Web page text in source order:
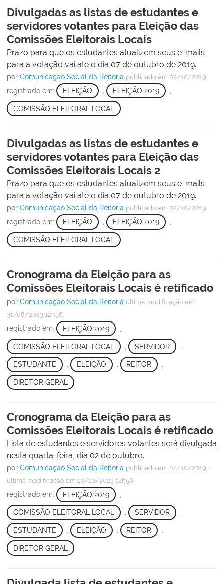
Divulgadas as listas de estudantes e
servidores votantes para Eleição das
Comissões Eleitorais Locais
Prazo para que os estudantes atualizem seus e-mails
para a votação vai até o dia 07 de outubro de 2019.
por Comunicação Social da Reitoria publicado em 03/10/2019
registrado em: ELEIÇÃO ELEIÇÃO 2019
COMISSÃO ELEITORAL LOCAL
Divulgadas as listas de estudantes e
servidores votantes para Eleição das
Comissões Eleitorais Locais 2
Prazo para que os estudantes atualizem seus e-mails
para a votação vai até o dia 07 de outubro de 2019.
por Comunicação Social da Reitoria publicado em 03/10/2019
registrado em: ELEIÇÃO , ELEIÇÃO 2019 ,
COMISSÃO ELEITORAL LOCAL
Cronograma da Eleição para as
Comissões Eleitorais Locais é retificado
por Comunicação Social da Reitoria última modificação em
31/08/2023 12h56
registrado em: ELEIÇÃO 2019
COMISSÃO ELEITORAL LOCAL SERVIDOR
ESTUDANTE , ELEIÇÃO , REITOR ,
DIRETOR GERAL
Cronograma da Eleição para as
Comissões Eleitorais Locais é retificado
Lista de estudantes e servidores votantes será divulgada
nesta quarta-feira, dia 02 de outubro.
por Comunicação Social da Reitoria publicado em 02/10/2019 —
última modificação em 10/10/2023 12h58
registrado em: ELEIÇÃO 2019
COMISSÃO ELEITORAL LOCAL , SERVIDOR ,
ESTUDANTE ELEIÇÃO REITOR
DIRETOR GERAL